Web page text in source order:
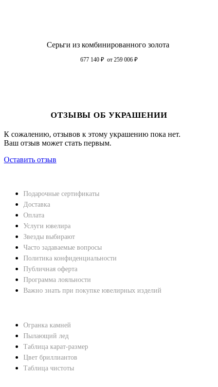
Серьги из комбинированного золота
677 140 ₽ от 259 006 ₽
ОТЗЫВЫ ОБ УКРАШЕНИИ
К сожалению, отзывов к этому украшению пока нет.
Ваш отзыв может стать первым.
Оставить отзыв
Подарочные сертификаты
Доставка
Оплата
Услуги ювелира
Звезды выбирают
Часто задаваемые вопросы
Политика конфиденциальности
Публичная оферта
Программа лояльности
Важно знать при покупке ювелирных изделий
Огранка камней
Пылающий лед
Таблица карат-размер
Цвет бриллиантов
Таблица чистоты